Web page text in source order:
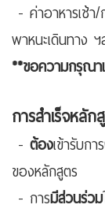
- ค่าอาหารเช้
พาหนะเดินทาง
**ขอความกรุณ
การสำเร็จหลั
- ต้องเข้ารับก
ของหลักสูตร
- การมีส่วนร่วม